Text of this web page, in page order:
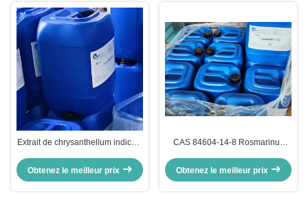
Extrait de chrysanthellum indicum
fleur
Obtenez le meilleur prix
CAS 84604-14-8 Rosmarinus
Produits cosmétiques
Obtenez le meilleur prix